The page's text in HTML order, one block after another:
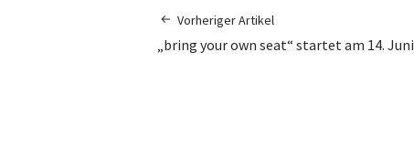
Vorheriger Artikel
„bring your own seat“ startet am 14. Juni